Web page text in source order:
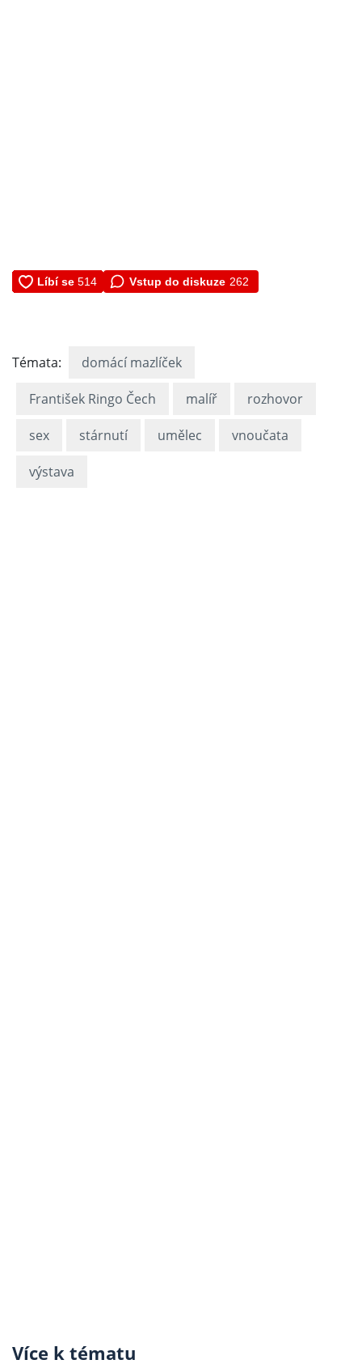
Vstup do diskuze 262
Témata: domácí mazlíček
František Ringo Čech malíř rozhovor
sex stárnutí umělec vnoučata
výstava
Více k tématu